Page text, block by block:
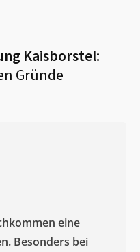
Kaisborstel:
Gründe
eine
Besonders bei